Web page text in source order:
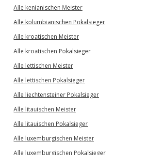
Alle kenianischen Meister
Alle kolumbianischen Pokalsieger
Alle kroatischen Meister
Alle kroatischen Pokalsieger
Alle lettischen Meister
Alle lettischen Pokalsieger
Alle liechtensteiner Pokalsieger
Alle litauischen Meister
Alle litauischen Pokalsieger
Alle luxemburgischen Meister
Alle luxemburgischen Pokalsieger